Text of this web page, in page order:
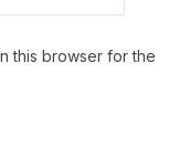
this browser for the